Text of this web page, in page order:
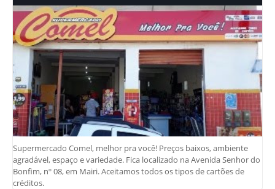
Supermercado Comel, melhor pra você! Preços baixos, ambiente
agradável, espaço e variedade. Fica localizado na Avenida Senhor do
Bonfim, nº 08, em Mairi. Aceitamos todos os tipos de cartões de
créditos.